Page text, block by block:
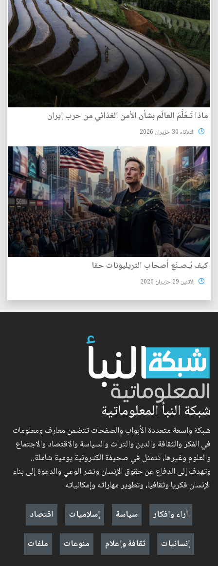
ماذا تَـعَلَّمَ العالَم بشأن الأمن الغذائي من حرب إيران
الثلاثاء 30 حزيران 2026
كيف يُـصـنَع أصحاب التريليونات حقا
الأثنين 29 حزيران 2026
شبكة النبأ المعلوماتية
شبكة واسعة متعددة الأبواب والصفحات تتضمن معارف ومعلومات
في الفكر والثقافة والدين والتراث والسياسة والاقتصاد والاجتماع
والعلوم وغيرها، تتمثل في صحيفة الكترونية يومية شاملة..
وتهدف إلى الدفاع عن حقوق الإنسان ونشر الوعي والدعوة إلى بناء
الإنسان فكريا وثقافيا، وتطوير مهاراته وإمكانياته
آراء وافكار
سياسة إسلاميات
اقتصاد
إنسانيات
ثقافة وإعلام منوعات ملفات